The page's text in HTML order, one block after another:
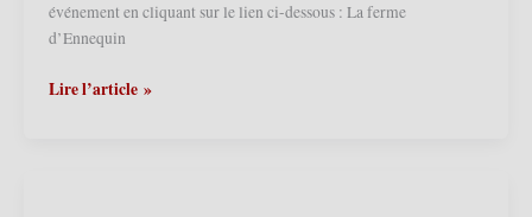
événement en cliquant sur le lien ci-dessous : La ferme
d’Ennequin
Loos
Lire l’article »